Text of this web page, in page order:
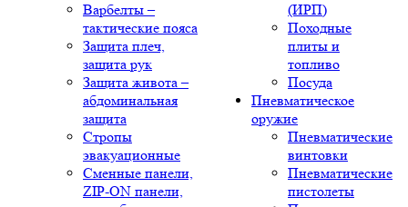
Варбелты –
тактические пояса
Защита плеч,
защита рук
Защита живота –
абдоминальная
защита
Стропы
эвакуационные
Сменные панели,
ZIP-ON панели,
(ИРП)
Походные
плиты и
топливо
Посуда
Пневматическое
оружие
Пневматические
винтовки
Пневматические
пистолеты